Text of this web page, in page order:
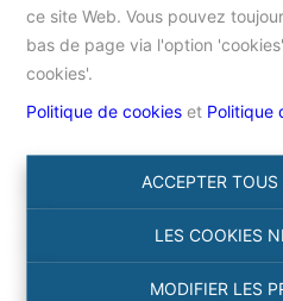
ce site Web. Vous pouvez
bas de page via l'option
cookies'.
Politique de cookies et Politique
ACCEPTER
LES COOKIES
MODIFIER LES
Accueil